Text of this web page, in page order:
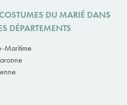
DU MARIÉ DANS
DÉPARTEMENTS
Maritime